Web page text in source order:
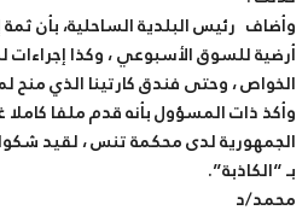
وأضاف رئيس البلدية الساحلية، بأن ثمة
أرضية للسوق الأسبوعي ، وكذا
الخواص ، وحتى فندق كارتينا الذي منح
وأكذ ذات المسؤول بأنه قدم ملفا
الجمهورية لدى محكمة تنس ، لقيد
بـ “الكاذبة”.
محمد/د